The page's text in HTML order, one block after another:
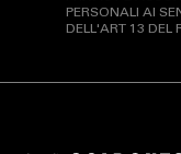
PERSONALI AI
DELL'ART 13 DEL